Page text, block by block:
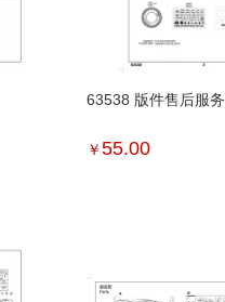
63538 版件售后服务
￥55.00